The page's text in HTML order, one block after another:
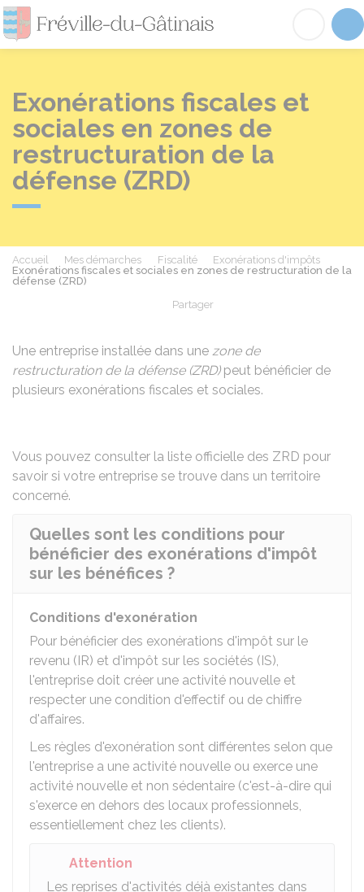
Fréville-du-
Exonérations fiscales et
sociales en zones de
restructuration de la
défense (ZRD)
Accueil Mes démarches Fiscalité
Exonérations d'impôts
Exonérations fiscales et sociales en zones de restructuration de la
défense (ZRD)
Partager
Une entreprise installée dans une zone de
restructuration de la défense (ZRD)peut bénéficier de
plusieurs exonérations fiscales et sociales.
Vous pouvez consulter la liste officielle des ZRD pour
savoir si votre entreprise se trouve dans un territoire
concerné.
Quelles sont les conditions pour
bénéficier des exonérations d'impôt
sur les bénéfices ?
Conditions d'exonération
Pour bénéficier des exonérations d'impôt sur le
revenu (IR) et d'impôt sur les sociétés (IS),
l'entreprise doit créer une activité nouvelle et
respecter une condition d'effectif ou de chiffre
d'affaires.
Les règles d'exonération sont différentes selon que
l'entreprise a une activité nouvelle ou exerce une
activité nouvelle et non sédentaire (c'est-à-dire qui
s'exerce en dehors des locaux professionnels,
essentiellement chez les clients).
Attention
Les reprises d'activités déjà existantes dans